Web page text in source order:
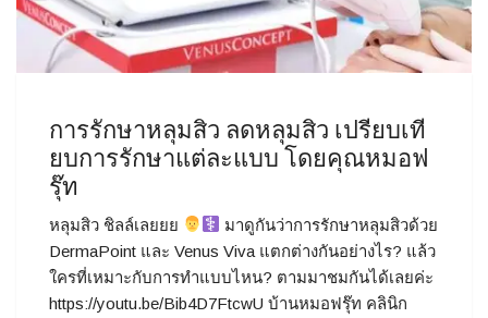
การรักษาหลุมสิว ลดหลุมสิว เปรียบเที
ยบการรักษาแต่ละแบบ โดยคุณหมอฟ
รุ๊ท
หลุมสิว ชิลล์เลยยย
มาดูกันว่าการรักษาหลุมสิวด้วย
DermaPoint และ Venus Viva แตกต่างกันอย่างไร? แล้ว
ใครที่เหมาะกับการทำแบบไหน? ตามมาชมกันได้เลยค่ะ
https://youtu.be/Bib4D7FtcwU บ้านหมอฟรุ๊ท คลินิก